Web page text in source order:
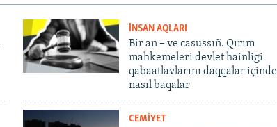
İNSAN AQLARI
Bir an – ve casussıñ. Qırım
mahkemeleri devlet hainligi
qabaatlavlarını daqqalar içinde
nasıl baqalar
CEMİYET